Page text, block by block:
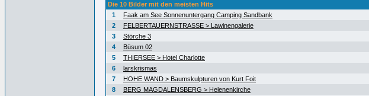
Die 10 Bilder mit den meisten Hits
1
Faak am See Sonnenuntergang Camping Sandbank
2
FELBERTAUERNSTRASSE > Lawinengalerie
3
Störche 3
4
Büsum 02
5
THIERSEE > Hotel Charlotte
6
larskrismas
7
HOHE WAND > Baumskulpturen von Kurt Foit
8
BERG MAGDALENSBERG > Helenenkirche